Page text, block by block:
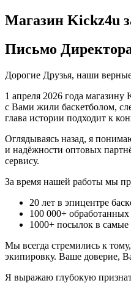
Магазин Kickz4u
Письмо
Дорогие Друзья, наши
1 апреля 2026 года магазину
с Вами жили баскетболом,
глава истории подходит к
Оглядываясь назад, я
и надёжности оптовых
сервису.
За время нашей работы мы
20 лет в эпицентре
100 000+
1000+ посылок в
Мы всегда стремились к
экипировку. Ваше доверие,
Я выражаю глубокую